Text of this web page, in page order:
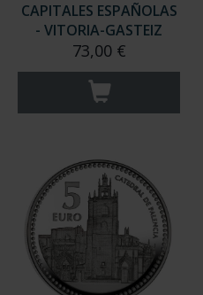
CAPITALES ESPAÑOLAS
- VITORIA-GASTEIZ
73,00 €